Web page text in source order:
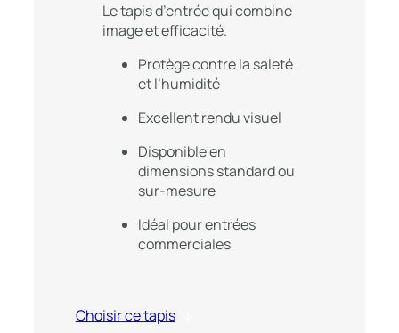
Le tapis d’entrée qui combine
image et efficacité.
Protège contre la saleté
et l’humidité
Excellent rendu visuel
Disponible en
dimensions standard ou
sur-mesure
Idéal pour entrées
commerciales
Choisir ce tapis